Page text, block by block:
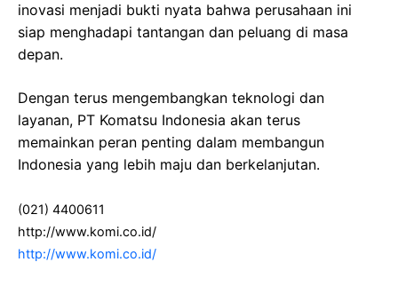
inovasi menjadi bukti nyata bahwa perusahaan ini
siap menghadapi tantangan dan peluang di masa
depan.
Dengan terus mengembangkan teknologi dan
layanan, PT Komatsu Indonesia akan terus
memainkan peran penting dalam membangun
Indonesia yang lebih maju dan berkelanjutan.
(021) 4400611
http://www.komi.co.id/
http://www.komi.co.id/